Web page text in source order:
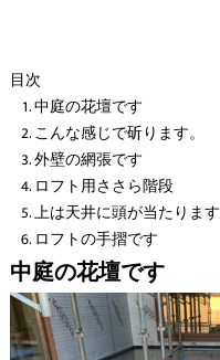
目次
中庭の花壇です
こんな感じで斫ります。
外壁の網張です
ロフト用ささら階段
上は天井に頭が当たります
ロフトの手摺です
中庭の花壇です